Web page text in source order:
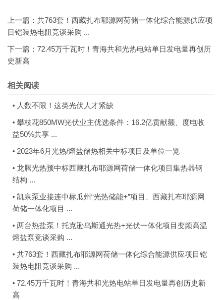
上一篇： 共763套！西藏扎布耶源网荷储一体化综合能源供应项
目铠装热电阻竞谈采购 ...
下一篇： 72.45万千瓦时！青海共和光热电站单日发电量再创历
史新高
相关阅读
• 人数不限！这类光伏人才紧缺
• 攀枝花850MW光伏业主优选条件：16.2亿贡献额、度电收
益50%共享 ...
• 2023年6月光热/熔盐储热相关中标项目及单位一览
• 龙腾光热预中标西藏扎布耶源网荷储一体化项目集热器钢
结构 ...
• 凯泉泵业接连中标瓜州“光热储能+”项目、西藏扎布耶源网
荷储一体化项目 ...
• 两台热盐泵！托克逊乌斯通光热+光伏一体化项目变频高温
熔盐泵竞谈采购 ...
• 共763套！西藏扎布耶源网荷储一体化综合能源供应项目铠
装热电阻竞谈采购 ...
• 72.45万千瓦时！青海共和光热电站单日发电量再创历史新
高